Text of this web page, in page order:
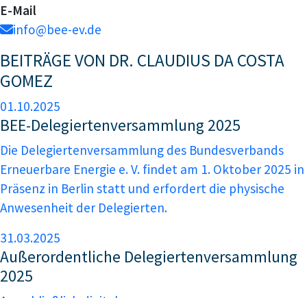
E-Mail
info@bee-ev.de
BEITRÄGE VON DR. CLAUDIUS DA COSTA
GOMEZ
01.10.2025
BEE-Delegiertenversammlung 2025
Die Delegiertenversammlung des Bundesverbands
Erneuerbare Energie e. V. findet am 1. Oktober 2025 in
Präsenz in Berlin statt und erfordert die physische
Anwesenheit der Delegierten.
31.03.2025
Außerordentliche Delegiertenversammlung
2025